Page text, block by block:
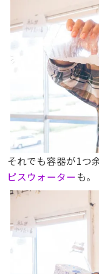
それでも容器が1つ
ピスウォーター も。